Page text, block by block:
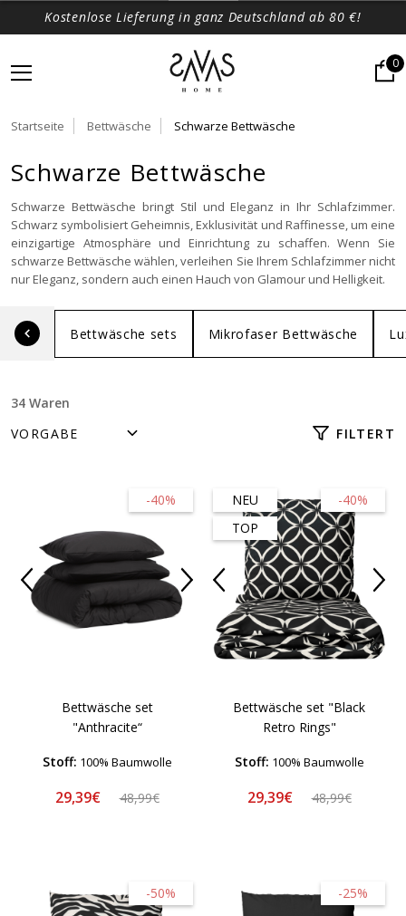
Kostenlose Lieferung in ganz Deutschland ab 80 €!
0
Startseite Bettwäsche Schwarze Bettwäsche
Schwarze Bettwäsche
Schwarze Bettwäsche bringt Stil und Eleganz in Ihr Schlafzimmer.
Schwarz symbolisiert Geheimnis, Exklusivität und Raffinesse, um eine
einzigartige Atmosphäre und Einrichtung zu schaffen. Wenn Sie
schwarze Bettwäsche wählen, verleihen Sie Ihrem Schlafzimmer nicht
nur Eleganz, sondern auch einen Hauch von Glamour und Helligkeit.
Bettwäsche sets Mikrofaser Bettwäsche
34 Waren
FILTERT
-40%
Bettwäsche set
"Anthracite“
Stoff: 100% Baumwolle
29,39€ 48,99€
-40%
NEU
TOP
Bettwäsche set "Black
Retro Rings"
Stoff: 100% Baumwolle
29,39€ 48,99€
-50% -25%